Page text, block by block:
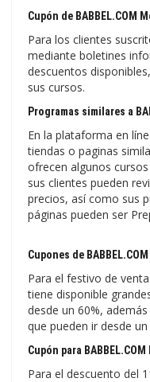
Cupón de BABBEL.COM
Para los clientes
mediante boletines
descuentos
sus cursos.
Programas similares a
En la plataforma en
tiendas o paginas
ofrecen algunos
sus clientes pueden
precios, así como sus
páginas pueden ser
Cupones de
Para el festivo de
tiene disponible
desde un 60%,
que pueden ir desde un
Cupón para
Para el descuento del